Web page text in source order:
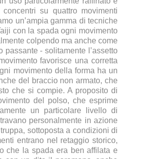
su quattro movimenti
un’ampia gamma di tecniche
con la spada ogni movimento
colpendo ma anche come
- solitamente l’assetto
favorisce una corretta
movimento della forma ha un
del braccio non armato, che
che si compie. A proposito di
del polso, che esprime
un particolare livello di
personalmente in azione
sottoposta a condizioni di
entrano nel retaggio storico,
che la spada era ben affilata e